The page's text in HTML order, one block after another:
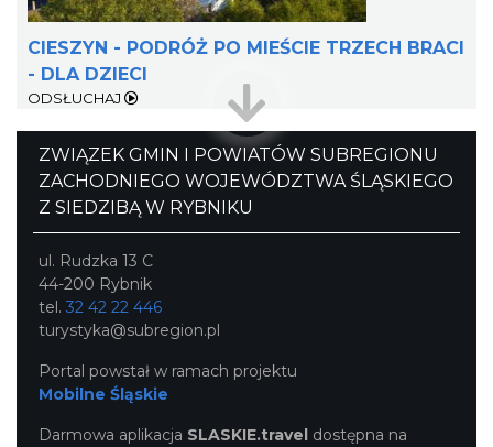
Cieszyn
2026-08-22
0.42 km
Cieszyn
0.42 km
CIESZYN - PODRÓŻ PO MIEŚCIE TRZECH BRACI
- DLA DZIECI
ODSŁUCHAJ
ZWIĄZEK GMIN I POWIATÓW SUBREGIONU
ZACHODNIEGO WOJEWÓDZTWA ŚLĄSKIEGO
Z SIEDZIBĄ W RYBNIKU
ul. Rudzka 13 C
44-200 Rybnik
tel. 32 42 22 446
turystyka@subregion.pl
Portal powstał w ramach projektu
Mobilne Śląskie
Darmowa aplikacja SLASKIE.travel dostępna na